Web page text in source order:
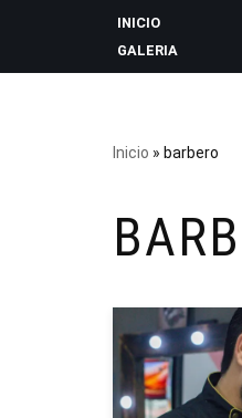
INICIO
GALERIA
Inicio » barbero